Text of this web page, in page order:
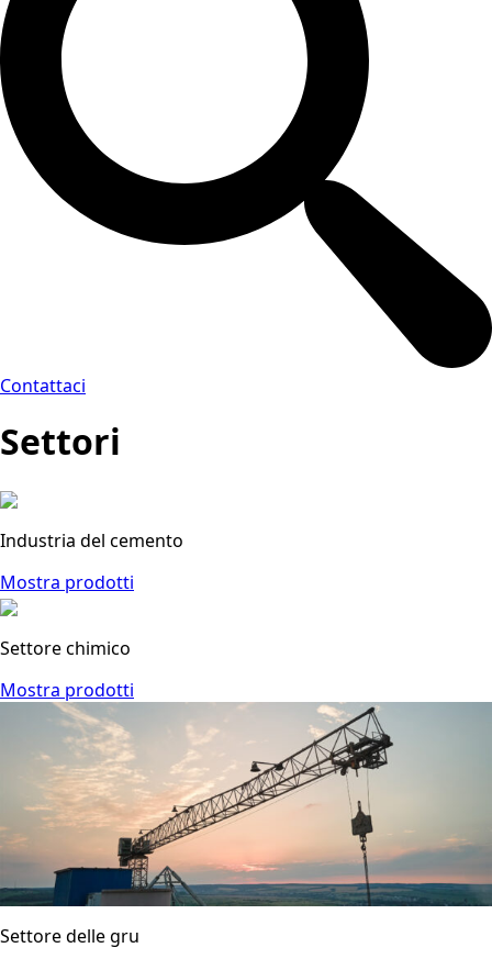
Contattaci
Settori
Industria del cemento
Mostra prodotti
Settore chimico
Mostra prodotti
Settore delle gru